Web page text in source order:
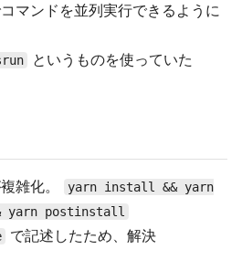
マンドを並列実行できるように
というものを使っていた
雑化。
yarn install && yarn
yarn postinstall
で記述したため、解決